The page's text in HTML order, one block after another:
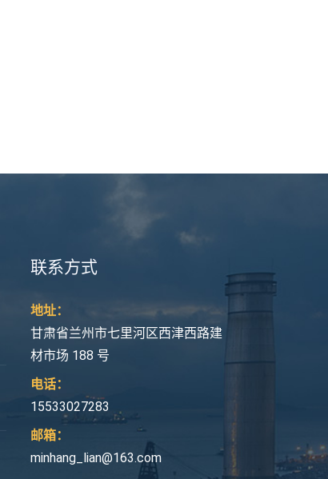
联系方式
地址：
甘肃省兰州市七里河区西津西路建
材市场 188 号
电话：
15533027283
邮箱：
minhang_lian@163.com